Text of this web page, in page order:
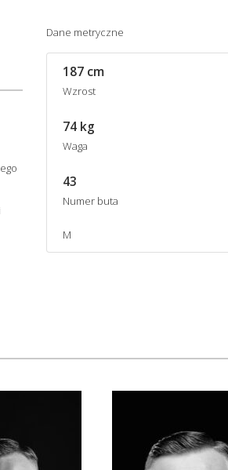
Dane metryczne
187 cm
Wzrost
74 kg
Waga
43
Numer buta
M